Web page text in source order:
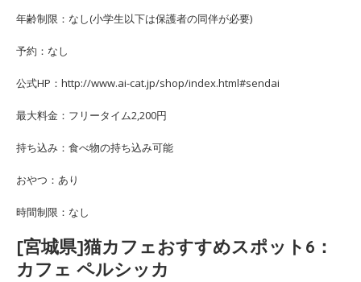
年齢制限：なし(小学生以下は保護者の同伴が必要)
予約：なし
公式HP：http://www.ai-cat.jp/shop/index.html#sendai
最大料金：フリータイム2,200円
持ち込み：食べ物の持ち込み可能
おやつ：あり
時間制限：なし
[宮城県]猫カフェおすすめスポット6：
カフェ ペルシッカ